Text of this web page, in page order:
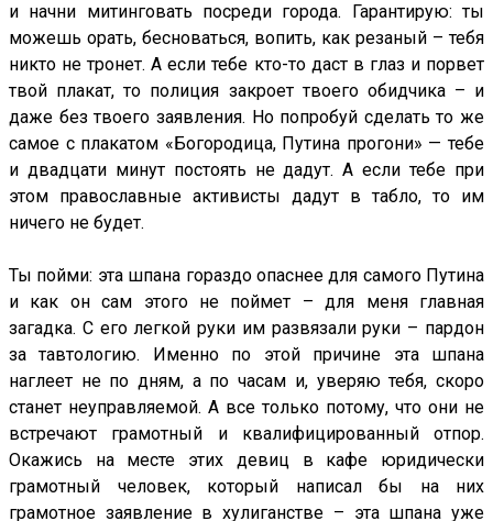
и начни митинговать посреди города. Гарантирую: ты
можешь орать, бесноваться, вопить, как резаный – тебя
никто не тронет. А если тебе кто-то даст в глаз и порвет
твой плакат, то полиция закроет твоего обидчика – и
даже без твоего заявления. Но попробуй сделать то же
самое с плакатом «Богородица, Путина прогони» — тебе
и двадцати минут постоять не дадут. А если тебе при
этом православные активисты дадут в табло, то им
ничего не будет.
Ты пойми: эта шпана гораздо опаснее для самого Путина
и как он сам этого не поймет – для меня главная
загадка. С его легкой руки им развязали руки – пардон
за тавтологию. Именно по этой причине эта шпана
наглеет не по дням, а по часам и, уверяю тебя, скоро
станет неуправляемой. А все только потому, что они не
встречают грамотный и квалифицированный отпор.
Окажись на месте этих девиц в кафе юридически
грамотный человек, который написал бы на них
грамотное заявление в хулиганстве – эта шпана уже